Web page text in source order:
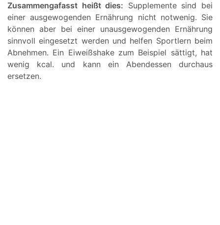
Zusammengafasst heißt dies: Supplemente sind bei
einer ausgewogenden Ernährung nicht notwenig. Sie
können aber bei einer unausgewogenden Ernährung
sinnvoll eingesetzt werden und helfen Sportlern beim
Abnehmen. Ein Eiweißshake zum Beispiel sättigt, hat
wenig kcal. und kann ein Abendessen durchaus
ersetzen.